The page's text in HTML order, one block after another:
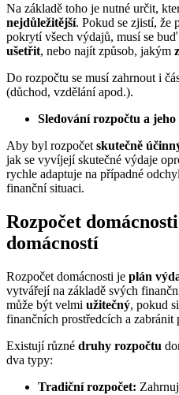
Na základě toho je nutné určit,
nejdůležitější. Pokud se zjistí, že
pokrytí všech výdajů, musí se
ušetřit, nebo najít způsob, jakým
Do rozpočtu se musí zahrnout i
(důchod, vzdělání apod.).
Sledování rozpočtu a
Aby byl rozpočet skutečně
jak se vyvíjejí skutečné výdaje
rychle adaptuje na případné
finanční situaci.
Rozpočet
domácností
Rozpočet domácnosti je plán
vytvářejí na základě svých
může být velmi užitečný, pokud
finančních prostředcích a zabránit
Existují různé druhy rozpočtu
dva typy:
Tradiční rozpočet: